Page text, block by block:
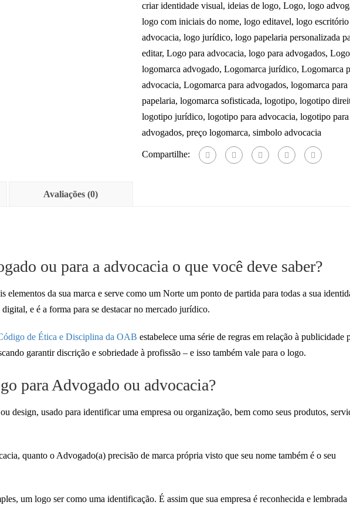
criar identidade visual, ideias de logo, Logo, logo
logo com iniciais do nome, logo editavel, logo escritório
advocacia, logo jurídico, logo papelaria personalizada
editar, Logo para advocacia, logo para advogados,
logomarca advogado, Logomarca jurídico, Logomarca
advocacia, Logomarca para advogados, logomarca para
papelaria, logomarca sofisticada, logotipo, logotipo
logotipo jurídico, logotipo para advocacia, logotipo para
advogados, preço logomarca, simbolo advocacia
Compartilhe:
Avaliações (0)
ou para a advocacia o que você deve saber?
elementos da sua marca e serve como um Norte um ponto de partida para todas a sua
e é a forma para se destacar no mercado jurídico.
de Ética e Disciplina da OAB estabelece uma série de regras em relação à publicidade
garantir discrição e sobriedade à profissão – e isso também vale para o logo.
para Advogado ou advocacia?
design, usado para identificar uma empresa ou organização, bem como seus produtos,
quanto o Advogado(a) precisão de marca própria visto que seu nome também é o seu
um logo ser como uma identificação. É assim que sua empresa é reconhecida e lembrada